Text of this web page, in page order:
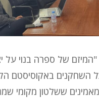
של ספרה בנוי על
השחקנים באקוסיסטם
ששלטון מקומי